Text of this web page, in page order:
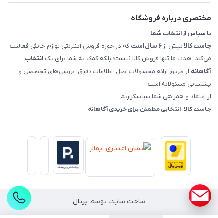
مختصری درباره فروشگاه
با سپاس از انتخاب شما
جاست کالا بیش از ۶ سال است
که در حوزه فروش اینترنتی لوازم خانگی فعالیت
می‌کند. هدف ما تنها فروش کالا نیست؛ بلکه کمک به شما برای یک انتخاب
آگاهانه از طریق ارائه محصولات اصل، اطلاعات دقیق، بررسی‌های تخصصی و
پشتیبانی مسئولانه است.
از اعتماد و همراهی شما سپاسگزاریم.
جاست کالا | انتخابی مطمئن برای خریدی آگاهانه
ساخت سایت توسط پرتال